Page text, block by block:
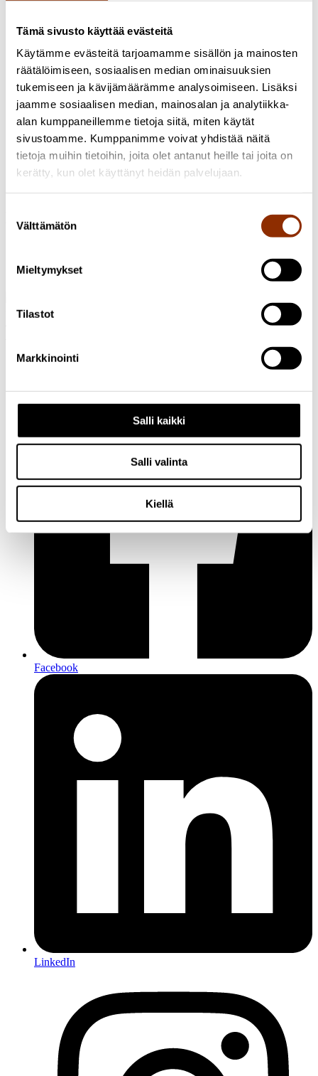
Tämä sivusto käyttää evästeitä
Käytämme evästeitä tarjoamamme sisällön ja mainosten
räätälöimiseen, sosiaalisen median ominaisuuksien
tukemiseen ja kävijämäärämme analysoimiseen. Lisäksi
jaamme sosiaalisen median, mainosalan ja analytiikka-
alan kumppaneillemme tietoja siitä, miten käytät
sivustoamme. Kumppanimme voivat yhdistää näitä
tietoja muihin tietoihin, joita olet antanut heille tai joita on
kerätty, kun olet käyttänyt heidän palvelujaan.
valinta
Välttämätön
Mieltymykset
Tilastot
Markkinointi
Salli kaikki
Salli valinta
Kiellä
Teen toisessa työssäni radio-ohjelmia Yle Radio 1 -kanavalle,
joita voi usein käydä kuuntelemassa Yle Areenassa .
Asiantuntijatehtävät ja muu toiminta
AvaaSulje
Helsingin yliopiston musiikkijärjestöissä sihteerinä (Hyms ry),
hallitusjäsenenä ja puheenjohtajana (Helmut ry) vuosina 2008
Kirjoittajana
Michelangelo ja prosenttitaide – onko
julkisen taiteen vastustaminen luterilaisuuden perusasetus?
Osoite: Käenkuja 3a A, 00500 Helsinki
Seuraa meitä
Facebook
LinkedIn